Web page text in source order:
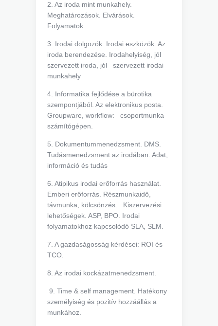
2. Az iroda mint munkahely.
Meghatározások. Elvárások.
Folyamatok.
3. Irodai dolgozók. Irodai eszközök. Az
iroda berendezése. Irodahelyiség, jól
szervezett iroda, jól szervezett irodai
munkahely
4. Informatika fejlődése a bürotika
szempontjából. Az elektronikus posta.
Groupware, workflow: csoportmunka
számítógépen.
5. Dokumentummenedzsment. DMS.
Tudásmenedzsment az irodában. Adat,
információ és tudás
6. Atipikus irodai erőforrás használat.
Emberi erőforrás. Részmunkaidő,
távmunka, kölcsönzés. Kiszervezési
lehetőségek. ASP, BPO. Irodai
folyamatokhoz kapcsolódó SLA, SLM.
7. A gazdaságosság kérdései: ROI és
TCO.
8. Az irodai kockázatmenedzsment.
9. Time & self management. Hatékony
személyiség és pozitív hozzáállás a
munkához.